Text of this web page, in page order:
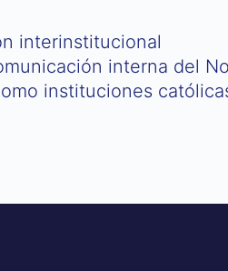
interinstitucional
interna del
instituciones